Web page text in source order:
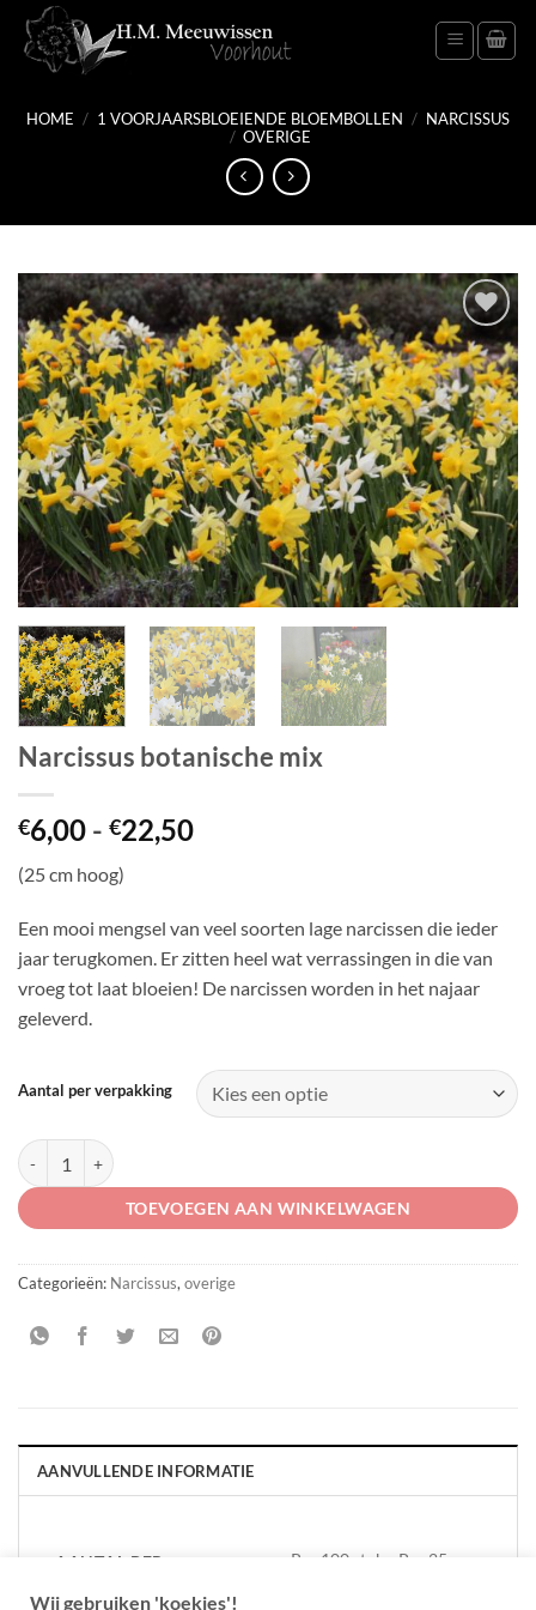
naar
inhoud
HOME / 1 VOORJAARSBLOEIENDE BLOEMBOLLEN / NARCISSUS
/ OVERIGE
Toevoegen
aan
verlanglijst
Narcissus botanische mix
€6,00 - €22,50Prijsklasse:
€22,50
(25 cm hoog)
Een mooi mengsel van veel soorten lage narcissen die ieder
jaar terugkomen. Er zitten heel wat verrassingen in die van
vroeg tot laat bloeien! De narcissen worden in het najaar
geleverd.
Aantal per verpakking
Narcissus botanische mix aantal
TOEVOEGEN AAN WINKELWAGEN
Categorieën: Narcissus, overige
AANVULLENDE INFORMATIE
AANTAL PER
Per 100 stuks, Per 25
Wij gebruiken 'koekjes'!